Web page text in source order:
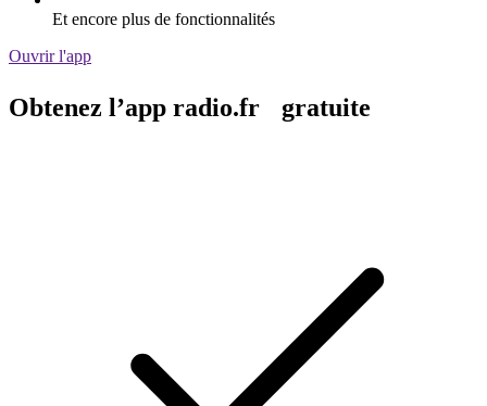
Et encore plus de fonctionnalités
Ouvrir l'app
Obtenez l’app radio.fr gratuite